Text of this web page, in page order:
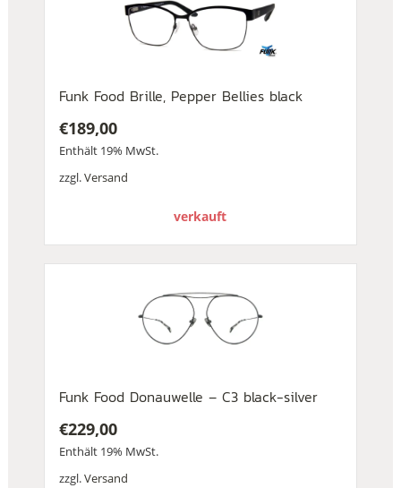
Funk Food Brille, Pepper Bellies black
€189,00
Enthält 19% MwSt.
zzgl.Versand
verkauft
Funk Food Donauwelle – C3 black-silver
€229,00
Enthält 19% MwSt.
zzgl.Versand